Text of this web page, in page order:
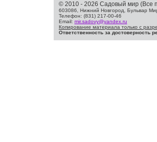
© 2010 - 2026 Садовый мир (Все
603086, Нижний Новгород, Бульвар
Телефон: (831) 217-00-46
Email: mir.sadovy@yandex.ru
Копирование материала только с
Ответственность за достоверность